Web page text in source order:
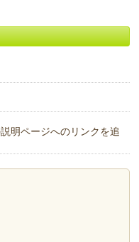
明ページへのリンクを追